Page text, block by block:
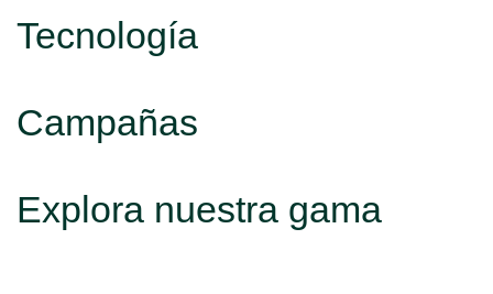
Tecnología
Campañas
Explora nuestra gama